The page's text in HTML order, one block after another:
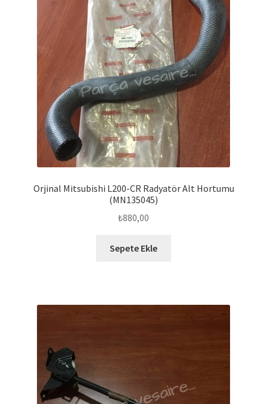
Orjinal Mitsubishi L200-CR Radyatör Alt Hortumu
(MN135045)
₺880,00
Sepete Ekle